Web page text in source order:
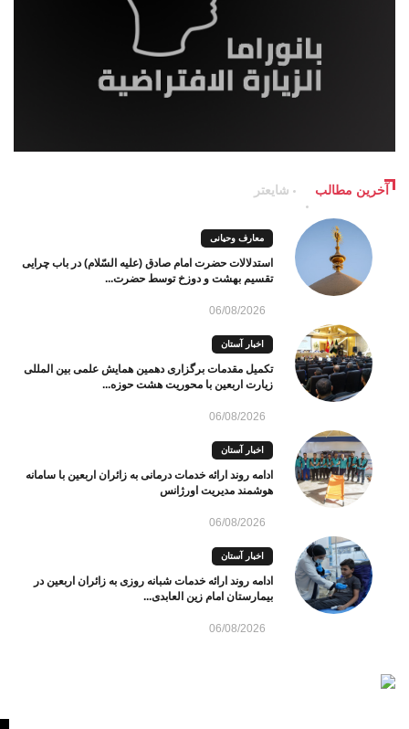
آخرین مطالب شایعتر
معارف وحیانی
استدلالات حضرت امام صادق (علیه السّلام) در باب چرایی
تقسیم بهشت و دوزخ توسط حضرت...
06/08/2026
اخبار آستان
تکمیل مقدمات برگزاری دهمین همایش علمی بین المللی
زیارت اربعین با محوریت هشت حوزه...
06/08/2026
اخبار آستان
ادامه روند ارائه خدمات درمانی به زائران اربعین با سامانه
هوشمند مدیریت اورژانس
06/08/2026
اخبار آستان
ادامه روند ارائه خدمات شبانه روزی به زائران اربعین در
بیمارستان امام زین العابدی...
06/08/2026